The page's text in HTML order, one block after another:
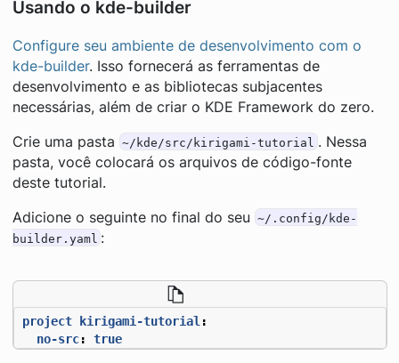
Usando o kde-builder
Configure seu ambiente de desenvolvimento com o
kde-builder. Isso fornecerá as ferramentas de
desenvolvimento e as bibliotecas subjacentes
necessárias, além de criar o KDE Framework do zero.
Crie uma pasta ~/kde/src/kirigami-tutorial . Nessa
pasta, você colocará os arquivos de código-fonte
deste tutorial.
Adicione o seguinte no final do seu
~/.config/kde-
builder.yaml :
project kirigami-tutorial :
no-src: true